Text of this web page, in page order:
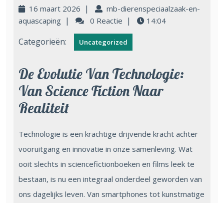
16 maart 2026 |
mb-dierenspeciaalzaak-en-
aquascaping | 0 Reactie | 14:04
Categorieën: Uncategorized
De Evolutie Van Technologie:
Van Science Fiction Naar
Realiteit
Technologie is een krachtige drijvende kracht achter
vooruitgang en innovatie in onze samenleving. Wat
ooit slechts in sciencefictionboeken en films leek te
bestaan, is nu een integraal onderdeel geworden van
ons dagelijks leven. Van smartphones tot kunstmatige